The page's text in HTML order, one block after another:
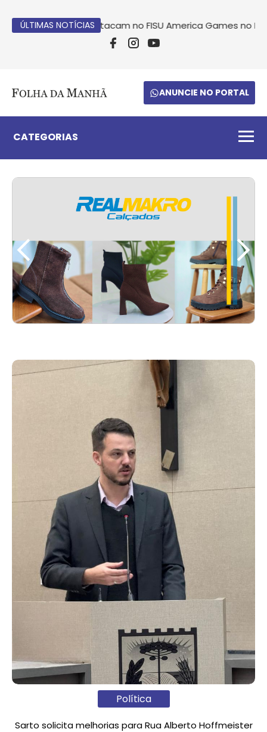
ÚLTIMAS NOTÍCIAS
destacam no FISU America Games no Peru Atleta de
ANUNCIE NO PORTAL
CATEGORIAS
Política
Sarto solicita melhorias para Rua Alberto Hoffmeister